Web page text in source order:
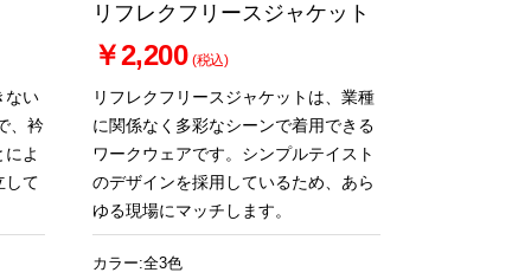
ない
、衿
よ
して
リフレクフリースジャケット
￥2,200 (税込)
リフレクフリースジャケットは、業種
に関係なく多彩なシーンで着用できる
ワークウェアです。シンプルテイスト
のデザインを採用しているため、あら
ゆる現場にマッチします。
カラー:全3色